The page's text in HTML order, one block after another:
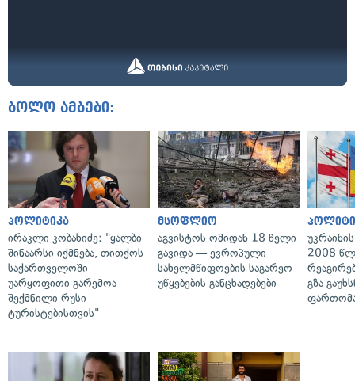
ბოლო ამბები:
პოლიტიკა
ირაკლი კობახიძე: "ყალბი
შინაარსი იქმნება, თითქოს
საქართველოში
უარყოფითი გარემოა
შექმნილი რუსი
ტურისტებისთვის"
მსოფლიო
აგვისტოს ომიდან 18 წელი
გავიდა — ევროპული
სახელმწიფოების საგარეო
უწყებების განცხადებები
2008
გზა